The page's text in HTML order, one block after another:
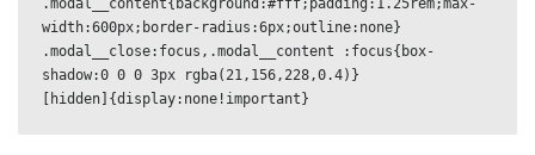
.modal__content{background:#fff;padding:1.25rem;max-
width:600px;border-radius:6px;outline:none}
.modal__close:focus,.modal__content :focus{box-
shadow:0 0 0 3px rgba(21,156,228,0.4)}
[hidden]{display:none!important}